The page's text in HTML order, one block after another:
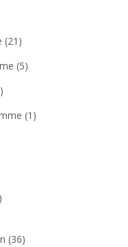
(21)
(5)
(1)
(36)